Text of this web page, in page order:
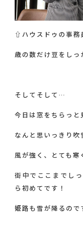
⇧ハウスドゥの事務
歳の数だけ豆をし
そしてそして…
今日は窓をちらっと
なんと思いっきり
風が強く、とても寒
街中でここまでし
ら初めてです！
姫路も雪が降るので